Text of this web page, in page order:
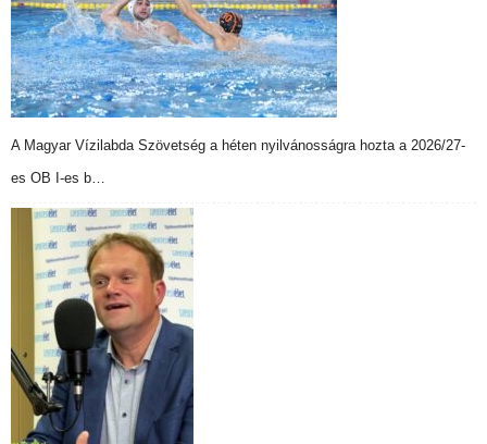
A Magyar Vízilabda Szövetség a héten nyilvánosságra hozta a 2026/27-
es OB I-es b…